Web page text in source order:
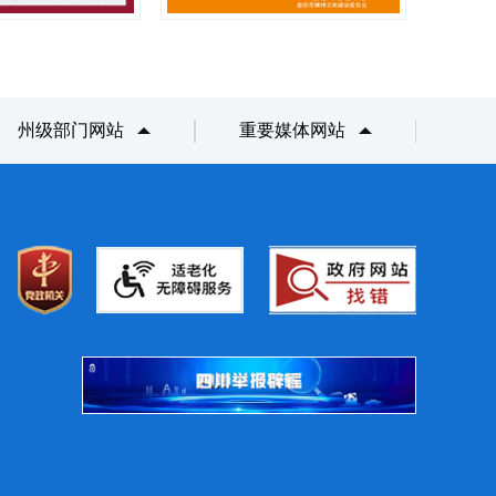
州级部门网站 重要媒体网站